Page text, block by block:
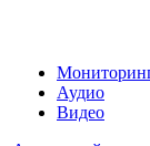
Аудио
Видео